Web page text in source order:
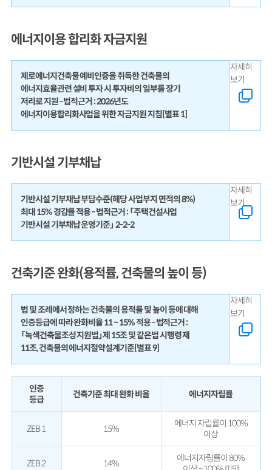
에너지이용 합리화 자금지원
제로에너지건축물 예비인증을 취득한 건축물의
에너지효율관련 설비 투자 시 투자비의 일부를 장기
저리로 지원 - 법적근거 : 2026년도
에너지이용합리화사업을 위한 자금지원 지침[별표 1]
자세히
보기
기반시설 기부채납
기반시설 기부채납 부담수준(해당 사업부지 면적의 8%)
최대 15% 경감률 적용 - 법적근거 : 「주택건설사업
기반시설 기부채납 운영기준」 2-2-2
자세히
보기
건축기준 완화(용적률, 건축물의 높이 등)
법 및 조례에서 정하는 건축물의 용적률 및 높이 등에 대해
인증등급에 따라 완화비율 11 ~ 15% 적용 - 법적근거 :
「녹색건축물조성 지원법」제 15조 및 같은법 시행령 제
11조, 건축물의 에너지절약설계기준[별표 9]
자세히
보기
인증
등급
건축기준 최대 완화 비율 에너지자립률
ZEB 1 15%
에너지 자립률이 100%
이상
ZEB 2 14%
에너지자립률이 80%